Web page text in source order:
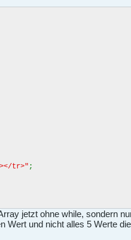
tr>" ;
jetzt ohne while, sondern
und nicht alles 5 Werte